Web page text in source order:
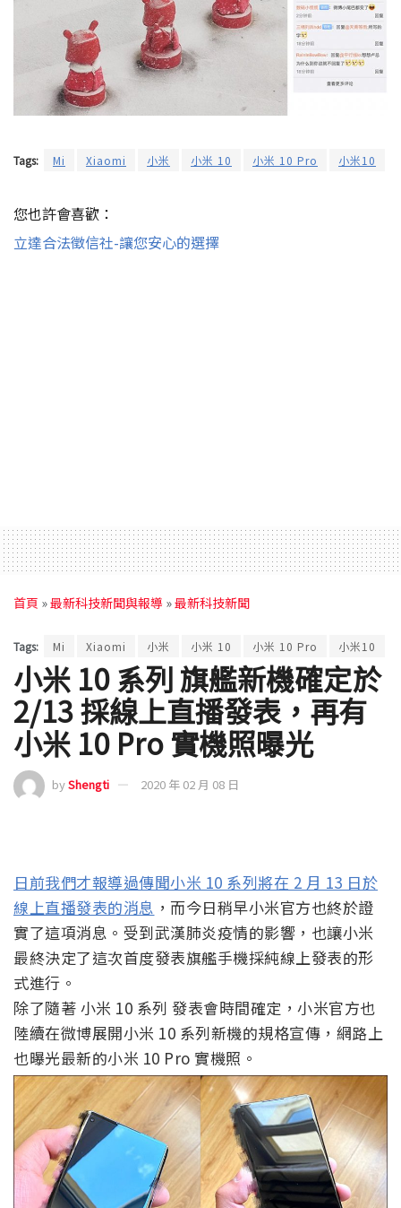
Tags: Mi Xiaomi 小米 小米 10 小米 10 Pro 小米10
您也許會喜歡：
立達合法徵信社-讓您安心的選擇
首頁 »最新科技新聞與報導 »最新科技新聞
Tags: Mi Xiaomi 小米 小米 10 小米 10 Pro 小米10
小米 10 系列 旗艦新機確定於
2/13 採線上直播發表，再有
小米 10 Pro 實機照曝光
byShengti 2020 年 02 月 08 日
日前我們才報導過傳聞小米 10 系列將在 2 月 13 日於
線上直播發表的消息 ，而今日稍早小米官方也終於證
實了這項消息。受到武漢肺炎疫情的影響，也讓小米
最終決定了這次首度發表旗艦手機採純線上發表的形
式進行。
除了隨著 小米 10 系列 發表會時間確定，小米官方也
陸續在微博展開小米 10 系列新機的規格宣傳，網路上
也曝光最新的小米 10 Pro 實機照。